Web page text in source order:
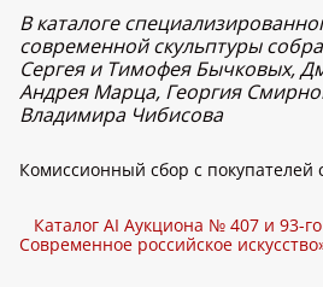
В каталоге
современной скульптуры
Сергея и Тимофея Бычковых,
Андрея Марца, Георгия
Владимира Чибисова
Комиссионный сбор с покупателей
Каталог AI Аукциона № 407 и 93-
Современное российское